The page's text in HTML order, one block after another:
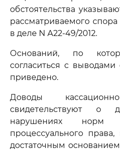
обстоятельства
рассматриваемого
в деле N А22-49/2012.
Оснований, по
согласиться с
приведено.
Доводы
свидетельствуют о
нарушениях норм
процессуального
достаточным